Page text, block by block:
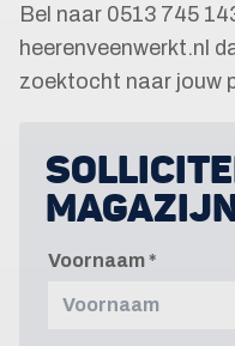
Bel naar 0513 745
heerenveenwerkt.nl
zoektocht naar jouw
Voornaam